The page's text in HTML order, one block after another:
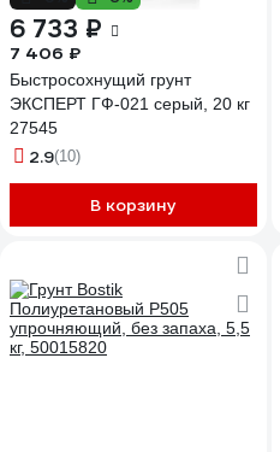
6 733 ₽
7 406 ₽
Быстросохнущий грунт
ЭКСПЕРТ ГФ-021 серый, 20 кг
27545
2.9(10)
В корзину